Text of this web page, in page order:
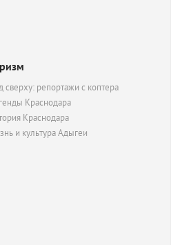
сверху: репортажи с коптера
Краснодара
Краснодара
и культура Адыгеи